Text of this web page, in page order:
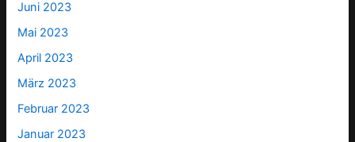
Juni 2023
Mai 2023
April 2023
März 2023
Februar 2023
Januar 2023